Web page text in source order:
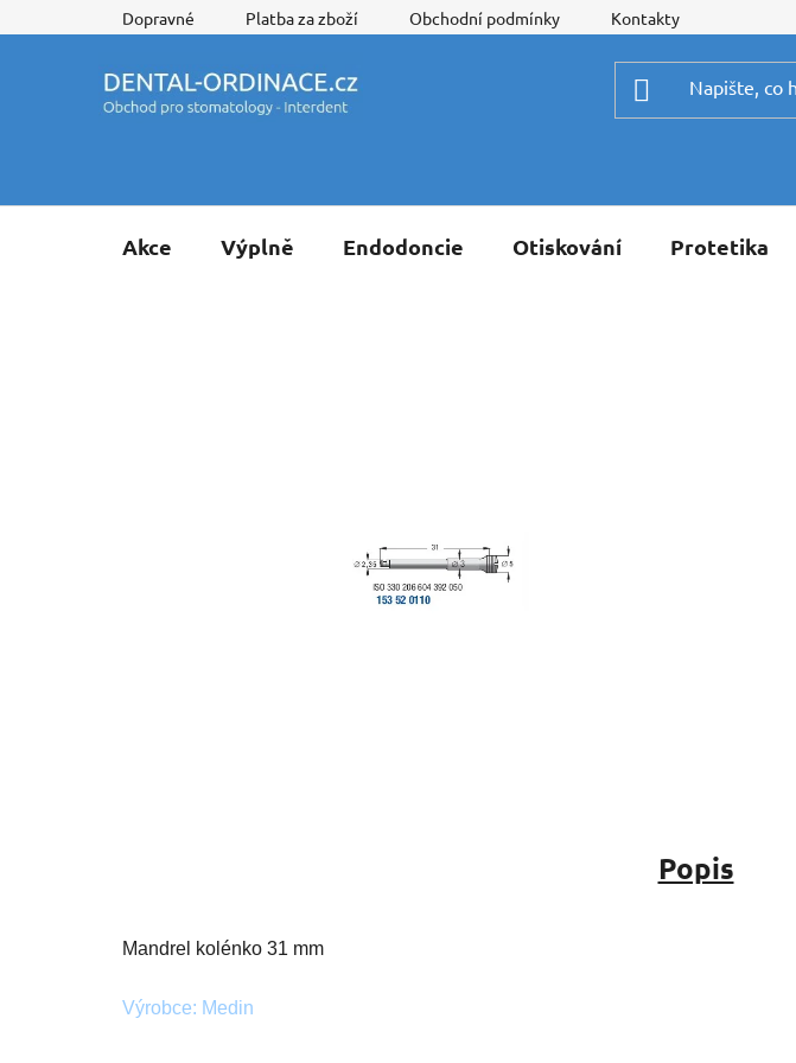
na
Dopravné Platba za zboží Obchodní podmínky Kontakty
Akce Výplně Endodoncie Otiskování Protetika
Popis
Mandrel kolénko 31 mm
Výrobce: Medin